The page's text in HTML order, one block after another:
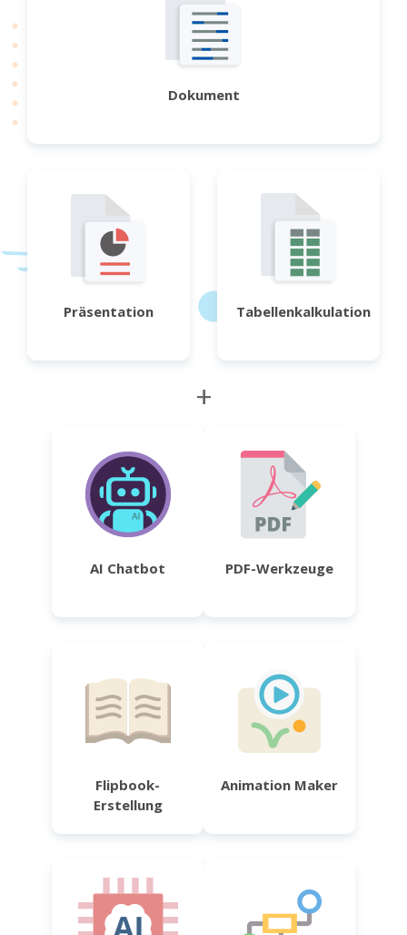
Dokument
Präsentation Tabellenkalkulation
+
AI Chatbot PDF-Werkzeuge
Flipbook-
Erstellung
Animation Maker